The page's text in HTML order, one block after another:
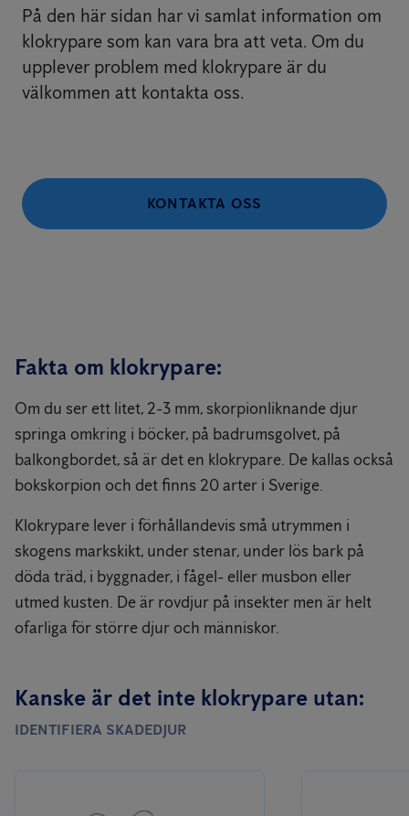
På den här sidan har vi samlat information om
klokrypare som kan vara bra att veta. Om du
upplever problem med klokrypare är du
välkommen att kontakta oss.
KONTAKTA OSS
Fakta om klokrypare:
Om du ser ett litet, 2-3 mm, skorpionliknande djur
springa omkring i böcker, på badrumsgolvet, på
balkongbordet, så är det en klokrypare. De kallas också
bokskorpion och det finns 20 arter i Sverige.
Klokrypare lever i förhållandevis små utrymmen i
skogens markskikt, under stenar, under lös bark på
döda träd, i byggnader, i fågel- eller musbon eller
utmed kusten. De är rovdjur på insekter men är helt
ofarliga för större djur och människor.
Kanske är det inte klokrypare utan:
IDENTIFIERA SKADEDJUR